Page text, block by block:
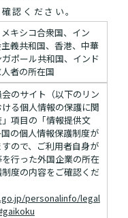
認ください。
キシコ合衆国、イン
義共和国、香港、中華
ポール共和国、インド
者の所在国
のサイト（以下のリン
る個人情報の保護に関
項目の「情報提供文
の個人情報保護制度が
ので、ご利用者自身が
行った外国企業の所在
度の内容をご確認くだ
personalinfo/legal